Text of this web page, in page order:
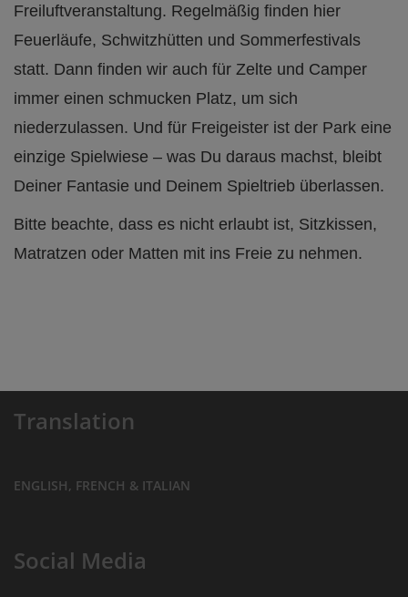
Freiluftveranstaltung. Regelmäßig finden hier
Feuerläufe, Schwitzhütten und Sommerfestivals
statt. Dann finden wir auch für Zelte und Camper
immer einen schmucken Platz, um sich
niederzulassen. Und für Freigeister ist der Park eine
einzige Spielwiese – was Du daraus machst, bleibt
Deiner Fantasie und Deinem Spieltrieb überlassen.
Bitte beachte, dass es nicht erlaubt ist, Sitzkissen,
Matratzen oder Matten mit ins Freie zu nehmen.
Translation
ENGLISH, FRENCH & ITALIAN
Social Media